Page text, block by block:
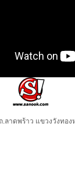
ลาดพร้าว แขวงวังทอง